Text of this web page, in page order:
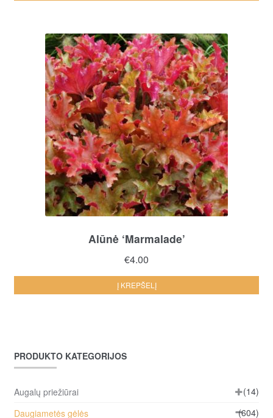
Alūnė ‘Marmalade’
€4.00
Į KREPŠELĮ
PRODUKTO KATEGORIJOS
Augalų priežiūrai
(14)
Daugiametės gėlės
(604)